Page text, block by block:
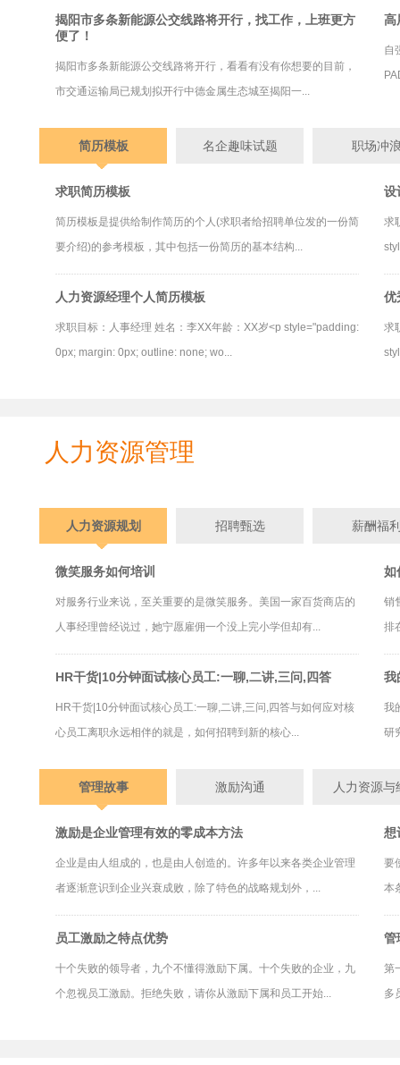
揭阳市多条新能源公交线路将开行，找工作，上班更方
便了！
揭阳市多条新能源公交线路将开行，看看有没有你想要的目前，
市交通运输局已规划拟开行中德金属生态城至揭阳一...
高
自
简历模板 名企趣味试题 职场冲
求职简历模板
简历模板是提供给制作简历的个人(求职者给招聘单位发的一份简
要介绍)的参考模板，其中包括一份简历的基本结构...
设
求
人力资源经理个人简历模板
求职目标：人事经理 姓名：李XX年龄：XX岁<p style="padding:
0px; margin: 0px; outline: none; wo...
优
求
人力资源管理
人力资源规划 招聘甄选 薪酬福
微笑服务如何培训
对服务行业来说，至关重要的是微笑服务。美国一家百货商店的
人事经理曾经说过，她宁愿雇佣一个没上完小学但却有...
如
销
排
HR干货|10分钟面试核心员工:一聊,二讲,三问,四答
HR干货|10分钟面试核心员工:一聊,二讲,三问,四答与如何应对核
心员工离职永远相伴的就是，如何招聘到新的核心...
我
我
研
管理故事 激励沟通 人力资源与
激励是企业管理有效的零成本方法
企业是由人组成的，也是由人创造的。许多年以来各类企业管理
者逐渐意识到企业兴衰成败，除了特色的战略规划外，...
想
要
本
员工激励之特点优势
十个失败的领导者，九个不懂得激励下属。十个失败的企业，九
个忽视员工激励。拒绝失败，请你从激励下属和员工开始...
管
第
多